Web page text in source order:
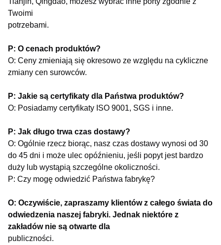
Twoimi
potrzebami.
P: O cenach produktów?
O: Ceny zmieniają się okresowo ze względu na cykliczne
zmiany cen surowców.
P: Jakie są certyfikaty dla Państwa produktów?
O: Posiadamy certyfikaty ISO 9001, SGS i inne.
P: Jak długo trwa czas dostawy?
O: Ogólnie rzecz biorąc, nasz czas dostawy wynosi od 30
do 45 dni i może ulec opóźnieniu, jeśli popyt jest bardzo
duży lub wystąpią szczególne okoliczności.
P: Czy mogę odwiedzić Państwa fabrykę?
O: Oczywiście, zapraszamy klientów z całego świata do
odwiedzenia naszej fabryki. Jednak niektóre z
zakładów nie są otwarte dla
publiczności.